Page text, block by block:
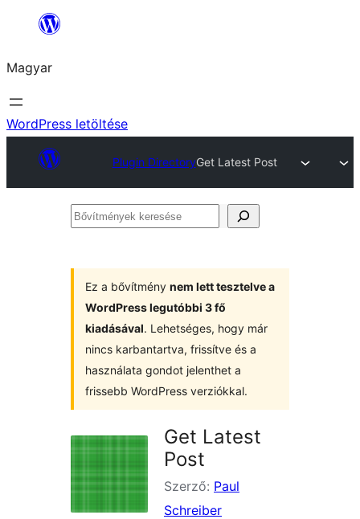
Ugrás
tartalomhoz
Magyar
WordPress letöltése
Plugin DirectoryGet Latest Post
Bővítmények
Ez a bővítmény nem lett tesztelve a
WordPress legutóbbi 3 fő
kiadásával. Lehetséges, hogy már
nincs karbantartva, frissítve és a
használata gondot jelenthet a
frissebb WordPress verziókkal.
Get Latest
Post
Szerző: Paul
Schreiber